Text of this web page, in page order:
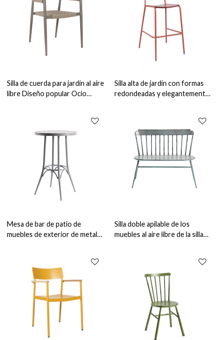
Silla de cuerda para jardín al aire
libre Diseño popular Ocio
Silla alta de jardín con formas
redondeadas y elegantemente
Mesa de bar de patio de
muebles de exterior de metal
Silla doble apilable de los
muebles al aire libre de la silla